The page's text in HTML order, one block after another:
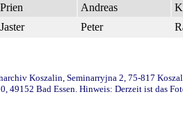
Prien Andreas
Jaster Peter
Koszalin, Seminarryjna 2, 75-817
Bad Essen. Hinweis: Derzeit ist das